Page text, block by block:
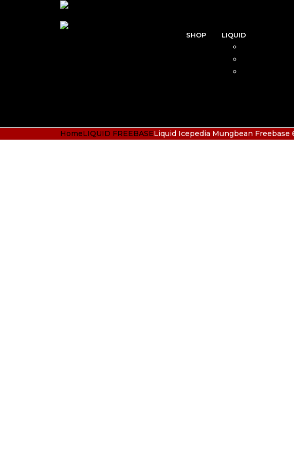
SHOP LIQUID
HomeLIQUID FREEBASELiquid Icepedia Mungbean